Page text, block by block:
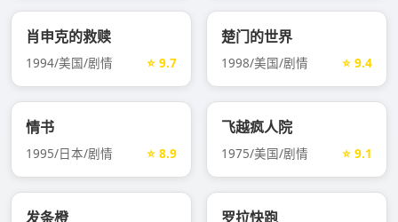
肖申克的救赎
1994/美国/剧情 ⭐ 9.7
楚门的世界
1998/美国/剧情 ⭐ 9.4
情书
1995/日本/剧情 ⭐ 8.9
飞越疯人院
1975/美国/剧情 ⭐ 9.1
发条橙 罗拉快跑